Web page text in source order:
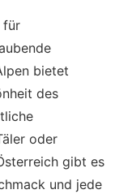
für
bietet
des
oder
gibt es
und jede